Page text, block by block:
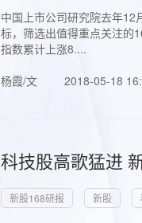
中国上市公司研究院去年
标，筛选出值得重点关注的
指数累计上涨8....
杨霞/文
2018-05-18
科技股高歌猛进
新股168研报 新股